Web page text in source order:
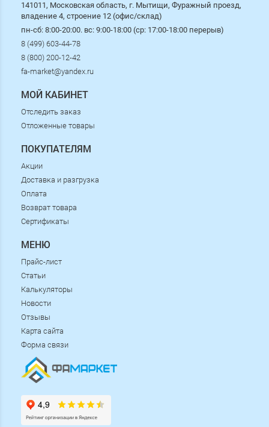
141011, Московская область, г. Мытищи, Фуражный проезд,
владение 4, строение 12 (офис/склад)
пн-сб: 8:00-20:00. вс: 9:00-18:00 (ср: 17:00-18:00 перерыв)
8 (499) 603-44-78
8 (800) 200-12-42
fa-market@yandex.ru
МОЙ КАБИНЕТ
Отследить заказ
Отложенные товары
ПОКУПАТЕЛЯМ
Акции
Доставка и разгрузка
Оплата
Возврат товара
Сертификаты
МЕНЮ
Прайс-лист
Статьи
Калькуляторы
Новости
Отзывы
Карта сайта
Форма связи